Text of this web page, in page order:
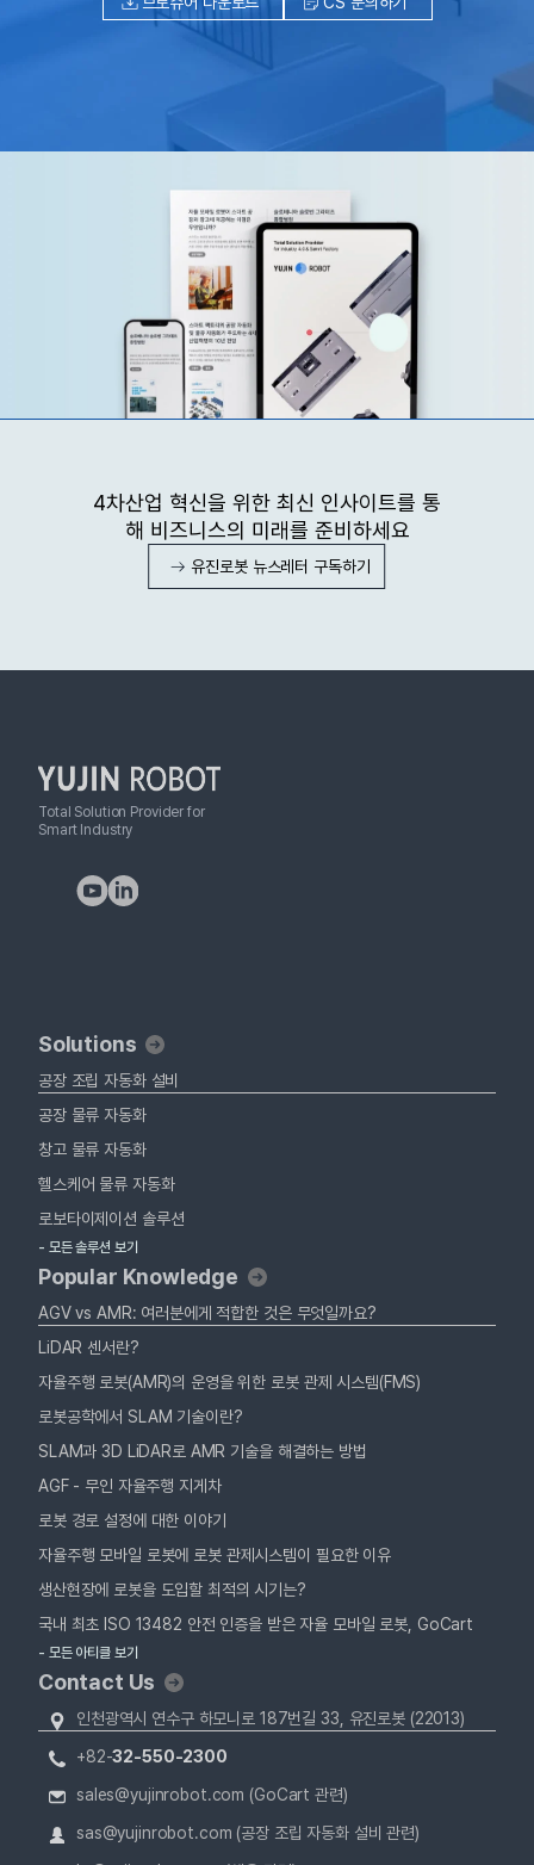
4차산업 혁신을 위한 최신 인사이트를 통
해 비즈니스의 미래를 준비하세요
유진로봇 뉴스레터 구독하기
Total Solution Provider for
Smart Industry
Solutions
공장 조립 자동화 설비
공장 물류 자동화
창고 물류 자동화
헬스케어 물류 자동화
로보타이제이션 솔루션
- 모든 솔루션 보기
Popular Knowledge
AGV vs AMR: 여러분에게 적합한 것은 무엇일까요?
LiDAR 센서란?
자율주행 로봇(AMR)의 운영을 위한 로봇 관제 시스템(FMS)
로봇공학에서 SLAM 기술이란?
SLAM과 3D LiDAR로 AMR 기술을 해결하는 방법
AGF - 무인 자율주행 지게차
로봇 경로 설정에 대한 이야기
자율주행 모바일 로봇에 로봇 관제시스템이 필요한 이유
생산현장에 로봇을 도입할 최적의 시기는?
국내 최초 ISO 13482 안전 인증을 받은 자율 모바일 로봇, GoCart
- 모든 아티클 보기
Contact Us
인천광역시 연수구 하모니로 187번길 33, 유진로봇 (22013)
+82-32-550-2300
sales@yujinrobot.com (GoCart 관련)
sas@yujinrobot.com (공장 조립 자동화 설비 관련)